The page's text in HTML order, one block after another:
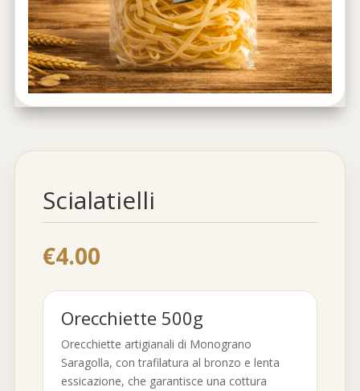
Scialatielli
€4.00
Orecchiette 500g
Orecchiette artigianali di Monograno
Saragolla, con trafilatura al bronzo e lenta
essicazione, che garantisce una cottura